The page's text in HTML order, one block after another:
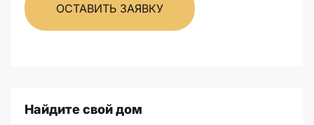
ОСТАВИТЬ ЗАЯВКУ
Найдите свой дом